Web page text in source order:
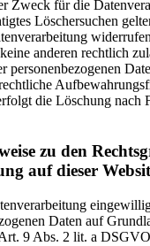
Zweck für die
Löschersuchen
anderen rechtlich
personenbezogenen
die Löschung nach
zu den
auf dieser
Daten auf
9 Abs. 2 lit. a